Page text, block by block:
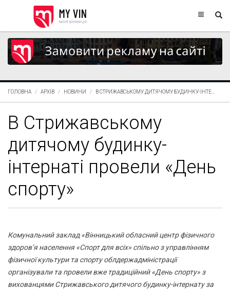
ГОЛОВНА АРХІВ НОВИНИ В СТРИЖАВСЬКОМУ ДИТЯЧОМУ БУДИНКУ-ІНТЕ...
В Стрижавському
дитячому будинку-
інтернаті провели «День
спорту»
Комунальний заклад «Вінницький обласний центр фізичного
здоров’я населення «Спорт для всіх» спільно з управлінням
фізичної культури та спорту облдержадміністрації
організували та провели вже традиційний «День спорту» з
вихованцями Стрижавського дитячого будинку-інтернату за